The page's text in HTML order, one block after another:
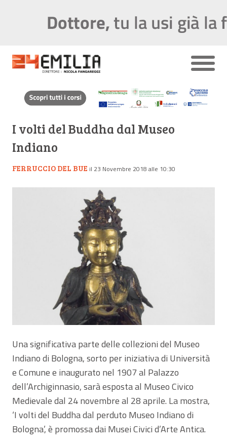
I volti del Buddha dal Museo
Indiano
FERRUCCIO DEL BUE il 23 Novembre 2018 alle 10:30
Una significativa parte delle collezioni del Museo
Indiano di Bologna, sorto per iniziativa di Università
e Comune e inaugurato nel 1907 al Palazzo
dell’Archiginnasio, sarà esposta al Museo Civico
Medievale dal 24 novembre al 28 aprile. La mostra,
‘I volti del Buddha dal perduto Museo Indiano di
Bologna’, è promossa dai Musei Civici d’Arte Antica.